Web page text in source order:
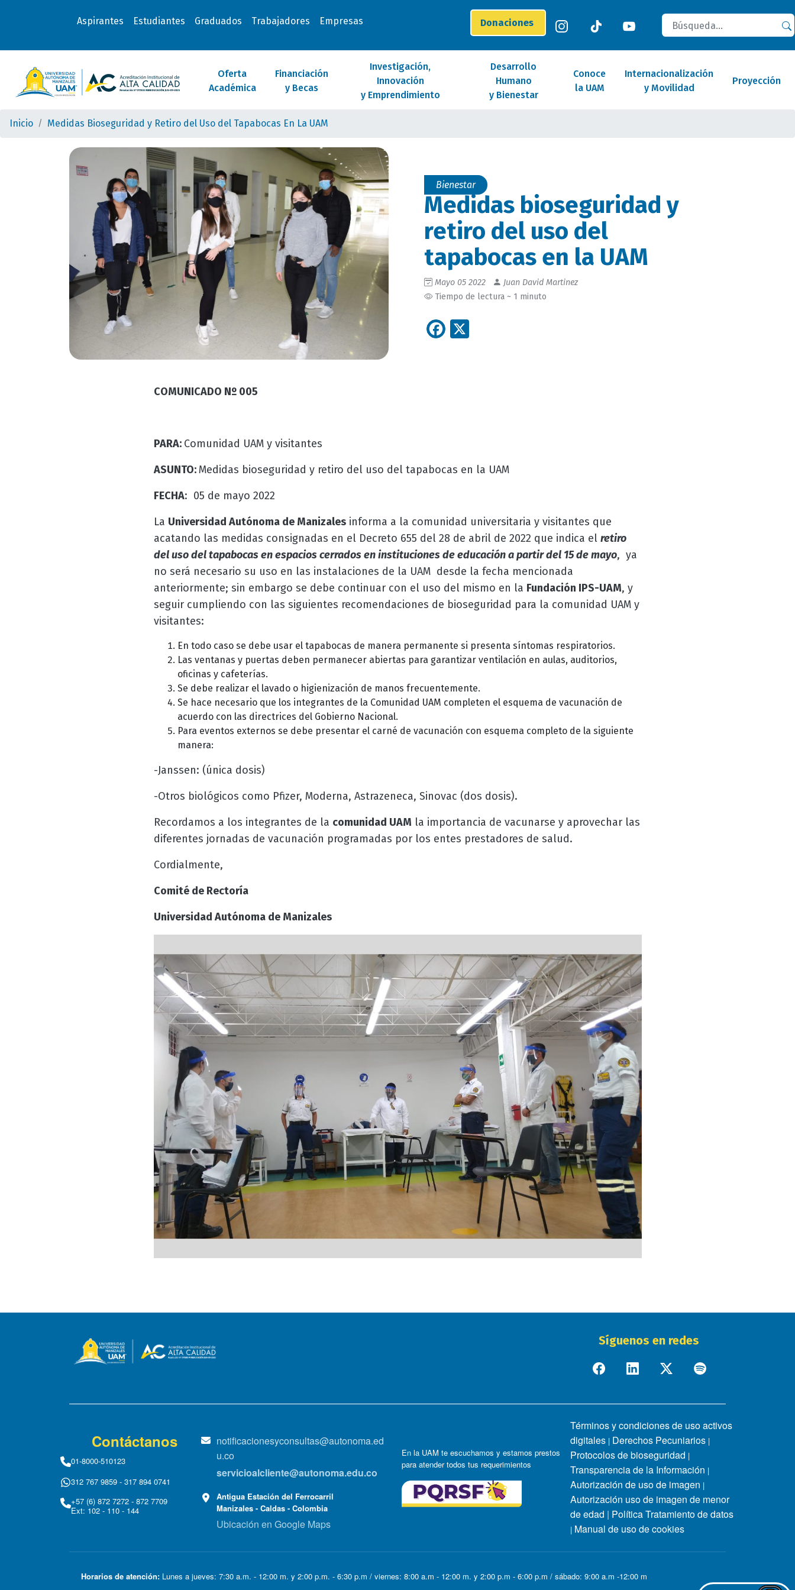
Aspirantes Estudiantes Graduados Trabajadores Empresas Donaciones
Buscar
Oferta
Académica
Financiación
y Becas
Investigación,
Innovación
y Emprendimiento
Desarrollo
Humano
y Bienestar
Conoce
la UAM
Internacionalización
y Movilidad
Proyección
Inicio Medidas Bioseguridad y Retiro del Uso del Tapabocas En La UAM
Bienestar
Medidas bioseguridad y
retiro del uso del
tapabocas en la UAM
Mayo 05 2022
Juan David Martinez
Tiempo de lectura ~ 1 minuto
Facebook
COMUNICADO Nº 005
PARA: Comunidad UAM y visitantes
ASUNTO:Medidas bioseguridad y retiro del uso del tapabocas en la UAM
FECHA: 05 de mayo 2022
La Universidad Autónoma de Manizalesinforma a la comunidad universitaria y visitantes que
acatando las medidas consignadas en el Decreto 655 del 28 de abril de 2022 que indica el retiro
del uso del tapabocas en espacios cerrados en instituciones de educación a partir del 15 de mayo, ya
no será necesario su uso en las instalaciones de la UAM desde la fecha mencionada
anteriormente; sin embargo se debe continuar con el uso del mismo en la Fundación IPS-UAM, y
seguir cumpliendo con las siguientes recomendaciones de bioseguridad para la comunidad UAM y
visitantes:
En todo caso se debe usar el tapabocas de manera permanente si presenta síntomas respiratorios.
Las ventanas y puertas deben permanecer abiertas para garantizar ventilación en aulas, auditorios,
oficinas y cafeterías.
Se debe realizar el lavado o higienización de manos frecuentemente.
Se hace necesario que los integrantes de la Comunidad UAM completen el esquema de vacunación de
acuerdo con las directrices del Gobierno Nacional.
Para eventos externos se debe presentar el carné de vacunación con esquema completo de la siguiente
manera:
-Janssen: (única dosis)
-Otros biológicos como Pfizer, Moderna, Astrazeneca, Sinovac (dos dosis).
Recordamos a los integrantes de la comunidad UAM la importancia de vacunarse y aprovechar las
diferentes jornadas de vacunación programadas por los entes prestadores de salud.
Cordialmente,
Comité de Rectoría
Universidad Autónoma de Manizales
Síguenos en redes
Contáctanos
01-8000-510123
312 767 9859 - 317 894 0741
+57 (6) 872 7272 - 872 7709
Ext: 102 - 110 - 144
notificacionesyconsultas@autonoma.ed
u.co
servicioalcliente@autonoma.edu.co
Antigua Estación del Ferrocarril
Manizales - Caldas - Colombia
Ubicación en Google Maps
En la UAM te escuchamos y estamos prestos
para atender todos tus requerimientos
Términos y condiciones de uso activos
digitales | Derechos Pecuniarios |
Protocolos de bioseguridad |
Transparencia de la Información |
Autorización de uso de imagen |
Autorización uso de imagen de menor
de edad | Política Tratamiento de datos
| Manual de uso de cookies
Horarios de atención: Lunes a jueves: 7:30 a.m. - 12:00 m. y 2:00 p.m. - 6:30 p.m / viernes: 8:00 a.m - 12:00 m. y 2:00 p.m - 6:00 p.m / sábado: 9:00 a.m -12:00 m